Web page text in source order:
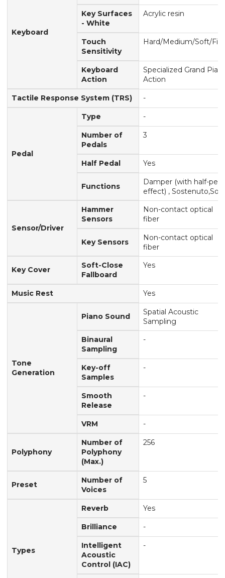
Keyboard
Key Surfaces
- White
Acrylic resin
Touch
Sensitivity
Hard/Medium/Soft/
Keyboard
Action
Specialized Grand
Action
Tactile Response System (TRS) -
Pedal
Type -
Number of
Pedals
3
Half Pedal Yes
Functions
Damper (with half-
effect) , Sostenuto,Soft
Sensor/Driver
Hammer
Sensors
Non-contact optical
fiber
Key Sensors
Non-contact optical
fiber
Key Cover
Soft-Close
Fallboard
Yes
Music Rest Yes
Tone
Generation
Piano Sound
Spatial Acoustic
Sampling
Binaural
Sampling
-
Key-off
Samples
-
Smooth
Release
-
VRM -
Polyphony
Number of
Polyphony
(Max.)
256
Preset
Number of
Voices
5
Types
Reverb Yes
Brilliance -
Intelligent
Acoustic
Control (IAC)
-